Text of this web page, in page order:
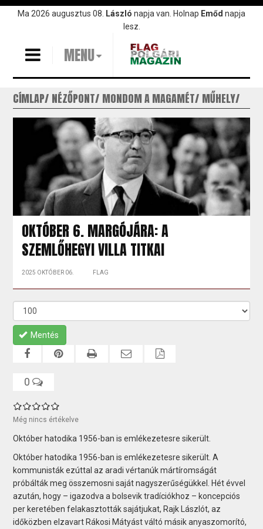
UgrásMa 2026 augusztus 08. László napja van. Holnap Emőd napja
lesz.
MENU
CÍMLAP NÉZŐPONT MONDOM A MAGAMÉT MŰHELY
OKTÓBER 6. MARGÓJÁRA: A
SZEMLŐHEGYI VILLA TITKAI
2025 OKTÓBER 06. FLAG
Mentés
0
Még nincs értékelve
Október hatodika 1956-ban is emlékezetesre sikerült.
Október hatodika 1956-ban is emlékezetesre sikerült. A
kommunisták ezúttal az aradi vértanúk mártíromságát
próbálták meg összemosni saját nagyszerűségükkel. Hét évvel
azután, hogy – igazodva a bolsevik tradíciókhoz – koncepciós
per keretében felakasztották sajátjukat, Rajk Lászlót, az
időközben elzavart Rákosi Mátyást váltó másik anyaszomorító,